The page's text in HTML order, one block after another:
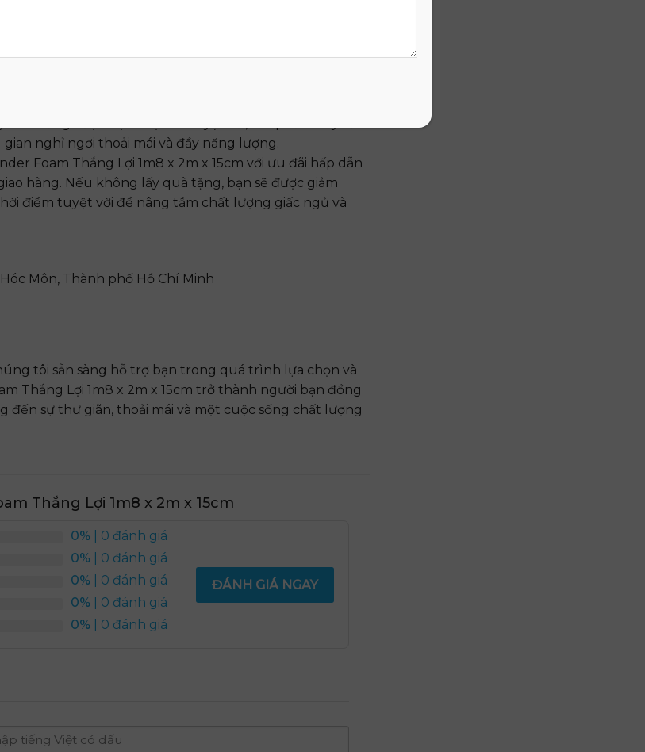
giấc ngủ chất lượng, mang lại sức khỏe và hạnh
2m x 15cm là sự lựa chọn hoàn hảo cho một giấc ngủ
năng vượt trội và lợi ích tuyệt vời, sản phẩm này sẽ
nghỉ ngơi thoải mái và đầy năng lượng.
Foam Thắng Lợi 1m8 x 2m x 15cm với ưu đãi hấp dẫn
hàng. Nếu không lấy quà tặng, bạn sẽ được giảm
điểm tuyệt vời để nâng tầm chất lượng giấc ngủ và
Môn, Thành phố Hồ Chí Minh
tôi sẵn sàng hỗ trợ bạn trong quá trình lựa chọn và
Thắng Lợi 1m8 x 2m x 15cm trở thành người bạn đồng
đến sự thư giãn, thoải mái và một cuộc sống chất lượng
Thắng Lợi 1m8 x 2m x 15cm
0% | 0 đánh giá
0% | 0 đánh giá
0% | 0 đánh giá
0% | 0 đánh giá
0% | 0 đánh giá
ĐÁNH GIÁ NGAY